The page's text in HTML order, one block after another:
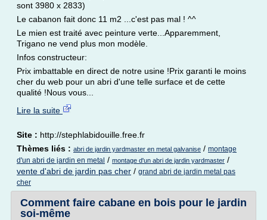
sont 3980 x 2833)
Le cabanon fait donc 11 m2 ...c'est pas mal ! ^^
Le mien est traité avec peinture verte...Apparemment,
Trigano ne vend plus mon modèle.
Infos constructeur:
Prix imbattable en direct de notre usine !Prix garanti le moins
cher du web pour un abri d'une telle surface et de cette
qualité !Nous vous...
Lire la suite
Site : http://stephlabidouille.free.fr
Thèmes liés : abri de jardin yardmaster en metal galvanise / montage
d'un abri de jardin en metal / montage d'un abri de jardin yardmaster /
vente d'abri de jardin pas cher / grand abri de jardin metal pas
cher
Comment faire cabane en bois pour le jardin
soi-même